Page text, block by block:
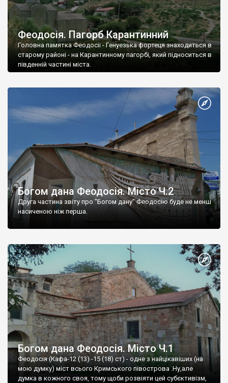
Феодосія. Пагорб Карантинний
Головна памятка Феодосії - Генуезька фортеця знаходиться в
старому районі - на Карантинному пагорбі, який підноситься в
південній частині міста.
Богом дана Феодосія. Місто Ч.2
Друга частина звіту про "Богом дану" Феодосію буде не менш
насиченою ніж перша.
Богом дана Феодосія. Місто Ч.1
Феодосія (Кафа-12 (13) -15 (18) ст) - одне з найцікавіших (на
мою думку) міст всього Кримського півострова .Ну,але
думка в кожного своя, тому щоби розвіяти цей субєктивізм,